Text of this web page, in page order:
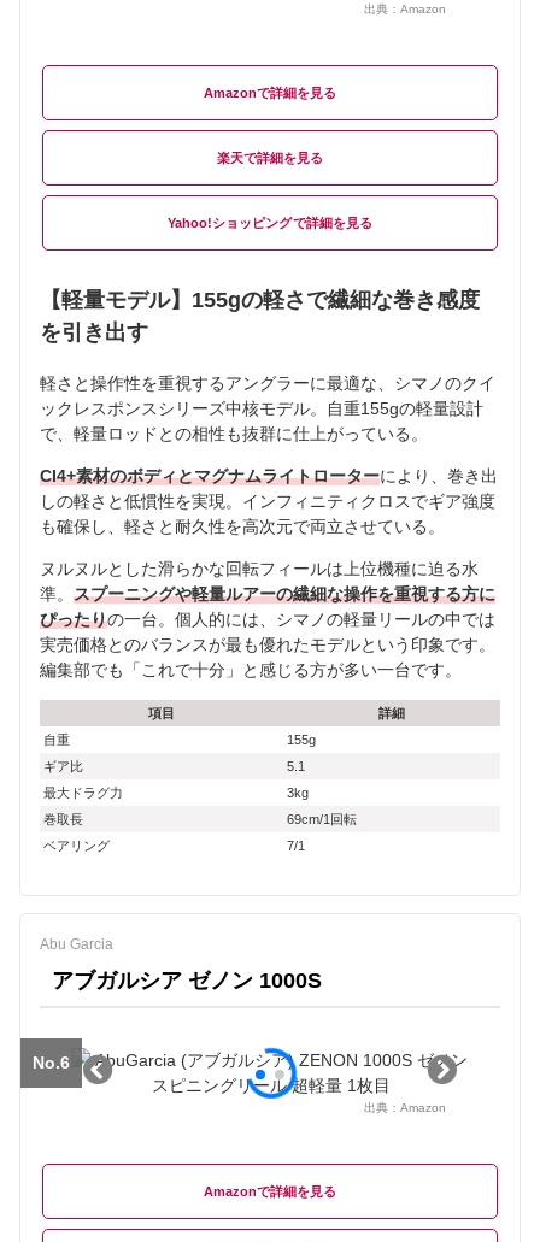
出典： Amazon
Amazon
楽天
Yahoo!ショッピング
【軽量モデル】155gの軽さで繊細な巻き感度
を引き出す
軽さと操作性を重視するアングラーに最適な、シマノのクイ
ックレスポンスシリーズ中核モデル。自重155gの軽量設計
で、軽量ロッドとの相性も抜群に仕上がっている。
CI4+素材のボディとマグナムライトローターにより、巻き出
しの軽さと低慣性を実現。インフィニティクロスでギア強度
も確保し、軽さと耐久性を高次元で両立させている。
ヌルヌルとした滑らかな回転フィールは上位機種に迫る水
準。 スプーニングや軽量ルアーの繊細な操作を重視する方に
ぴったりの一台。個人的には、シマノの軽量リールの中では
実売価格とのバランスが最も優れたモデルという印象です。
編集部でも「これで十分」と感じる方が多い一台です。
項目
詳細
自重
155g
ギア比
5.1
最大ドラグ力
3kg
巻取長
69cm/1回転
ベアリング
7/1
Abu Garcia
アブガルシア ゼノン 1000S
No.6
出典： Amazon
Amazon